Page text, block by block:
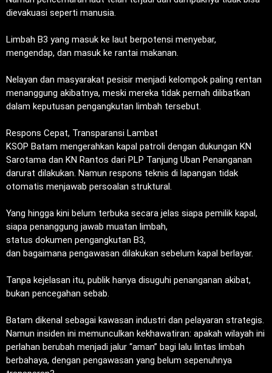
dievakuasi seperti manusia.
‎Limbah B3 yang masuk ke laut berpotensi menyebar,
mengendap, dan masuk ke rantai makanan.
‎Nelayan dan masyarakat pesisir menjadi kelompok paling rentan
menanggung akibatnya, meski mereka tidak pernah dilibatkan
dalam keputusan pengangkutan limbah tersebut.
‎Respons Cepat, Transparansi Lambat
‎KSOP Batam mengerahkan kapal patroli dengan dukungan KN
Sarotama dan KN Rantos dari PLP Tanjung Uban Penanganan
darurat dilakukan. Namun respons teknis di lapangan tidak
otomatis menjawab persoalan struktural.
‎Yang hingga kini belum terbuka secara jelas siapa pemilik kapal,
‎siapa penanggung jawab muatan limbah,
‎status dokumen pengangkutan B3,
‎dan bagaimana pengawasan dilakukan sebelum kapal berlayar.
‎Tanpa kejelasan itu, publik hanya disuguhi penanganan akibat,
bukan pencegahan sebab.
‎Batam dikenal sebagai kawasan industri dan pelayaran strategis.
Namun insiden ini memunculkan kekhawatiran: apakah wilayah ini
perlahan berubah menjadi jalur “aman” bagi lalu lintas limbah
berbahaya, dengan pengawasan yang belum sepenuhnya